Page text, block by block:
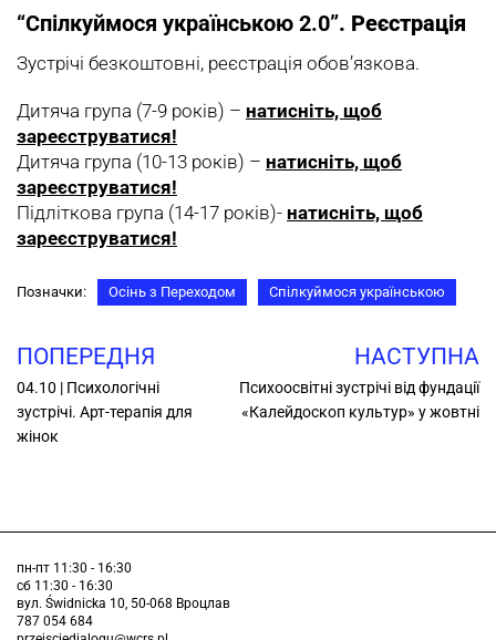
“Спілкуймося українською 2.0”. Реєстрація
Зустрічі безкоштовні, реєстрація обов’язкова.
Дитяча група (7-9 років) – натисніть, щоб
зареєструватися!
Дитяча група (10-13 років) – натисніть, щоб
зареєструватися!
Підліткова група (14-17 років)- натисніть, щоб
зареєструватися!
Позначки: Осінь з Переходом Спілкуймося українською
ПОПЕРЕДНЯ
04.10 | Психологічні
зустрічі. Арт-терапія для
жінок
НАСТУПНА
Психоосвітнi зустрічi від фундації
«Калейдоскоп культур» у жовтні
пн-пт 11:30 - 16:30
сб 11:30 - 16:30
вул. Świdnicka 10, 50-068 Вроцлав
787 054 684